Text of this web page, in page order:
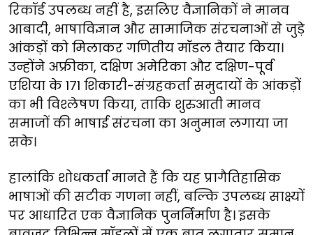
रिकॉर्ड उपलब्ध नहीं है, इसलिए वैज्ञानिकों ने मानव
आबादी, भाषाविज्ञान और सामाजिक संरचनाओं से जुड़े
आंकड़ों को मिलाकर गणितीय मॉडल तैयार किया।
उन्होंने अफ्रीका, दक्षिण अमेरिका और दक्षिण-पूर्व
एशिया के 171 शिकारी-संग्रहकर्ता समुदायों के आंकड़ों
का भी विश्लेषण किया, ताकि शुरुआती मानव
समाजों की भाषाई संरचना का अनुमान लगाया जा
सके।
हालांकि शोधकर्ता मानते हैं कि यह प्रागैतिहासिक
भाषाओं की सटीक गणना नहीं, बल्कि उपलब्ध साक्ष्यों
पर आधारित एक वैज्ञानिक पुनर्निर्माण है। इसके